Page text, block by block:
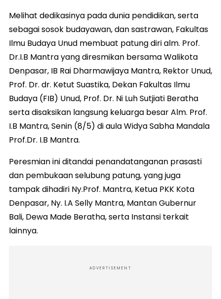
Melihat dedikasinya pada dunia pendidikan, serta
sebagai sosok budayawan, dan sastrawan, Fakultas
Ilmu Budaya Unud membuat patung diri alm. Prof.
Dr.I.B Mantra yang diresmikan bersama Walikota
Denpasar, IB Rai Dharmawijaya Mantra, Rektor Unud,
Prof. Dr. dr. Ketut Suastika, Dekan Fakultas Ilmu
Budaya (FIB) Unud, Prof. Dr. Ni Luh Sutjiati Beratha
serta disaksikan langsung keluarga besar Alm. Prof.
I.B Mantra, Senin (8/5) di aula Widya Sabha Mandala
Prof.Dr. I.B Mantra.
Peresmian ini ditandai penandatanganan prasasti
dan pembukaan selubung patung, yang juga
tampak dihadiri Ny.Prof. Mantra, Ketua PKK Kota
Denpasar, Ny. I.A Selly Mantra, Mantan Gubernur
Bali, Dewa Made Beratha, serta Instansi terkait
lainnya.
ADVERTISEMENT